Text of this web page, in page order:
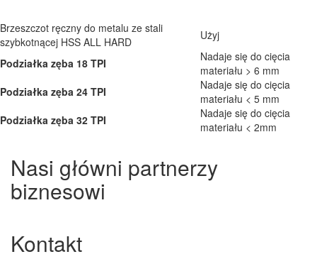
Brzeszczot ręczny do metalu ze stali
szybkotnącej HSS ALL HARD
Użyj
Podziałka zęba 18 TPI
Nadaje się do cięcia
materiału > 6 mm
Podziałka zęba 24 TPI
Nadaje się do cięcia
materiału < 5 mm
Podziałka zęba 32 TPI
Nadaje się do cięcia
materiału < 2mm
Nasi główni partnerzy
biznesowi
Kontakt